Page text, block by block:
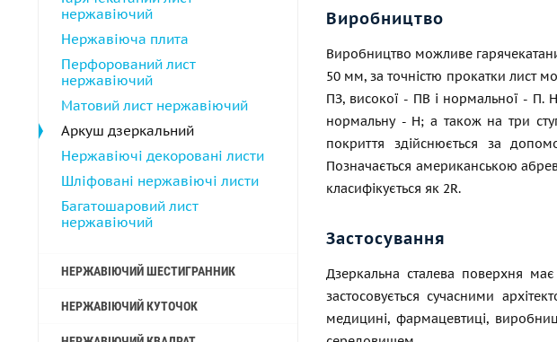
нержавіючий
Нержавіюча плита
Перфорований лист
нержавіючий
Матовий лист нержавіючий
Аркуш дзеркальний
Нержавіючі декоровані листи
Шліфовані нержавіючі листи
Багатошаровий лист
нержавіючий
НЕРЖАВІЮЧИЙ ШЕСТИГРАННИК
НЕРЖАВІЮЧИЙ КУТОЧОК
Виробництво
Виробництво можливе
50 мм, за точністю прокатки лист
ПЗ, високої - ПВ і нормальної - П.
нормальну - Н; а також на три
покриття здійснюється за
Позначається американською
класифікується як 2R.
Застосування
Дзеркальна сталева поверхня
застосовується сучасними
медицині, фармацевтиці,